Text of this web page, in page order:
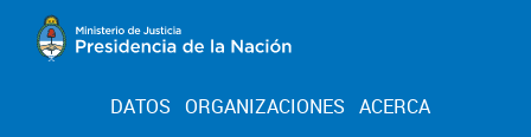
DATOS ORGANIZACIONES ACERCA